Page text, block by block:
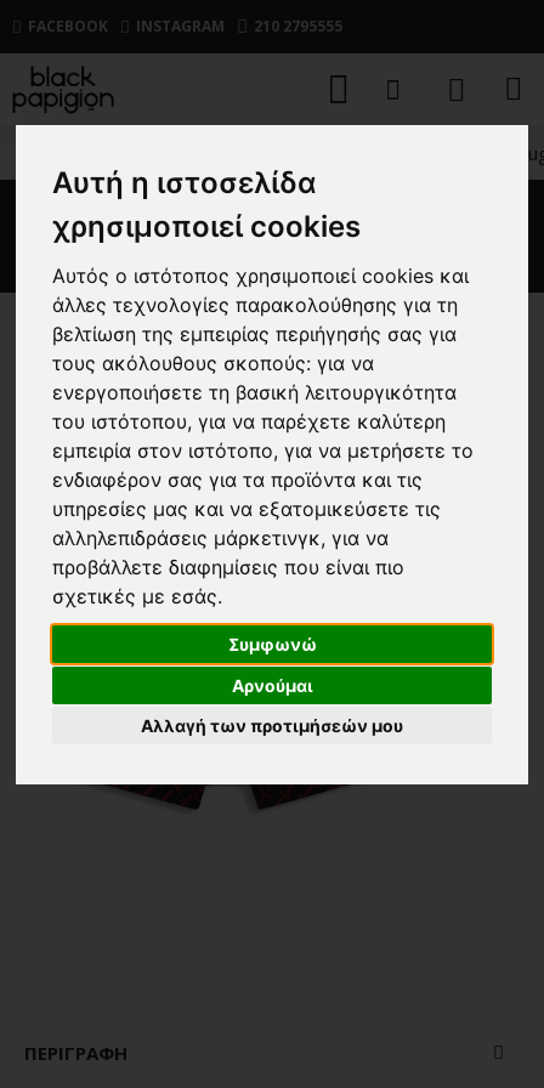
Αυτή η ιστοσελίδα
χρησιμοποιεί cookies
Αυτός ο ιστότοπος χρησιμοποιεί cookies και
άλλες τεχνολογίες παρακολούθησης για τη
βελτίωση της εμπειρίας περιήγησής σας για
τους ακόλουθους σκοπούς:για να
ενεργοποιήσετε τη βασική λειτουργικότητα
του ιστότοπου,για να παρέχετε καλύτερη
εμπειρία στον ιστότοπο,για να μετρήσετε το
ενδιαφέρον σας για τα προϊόντα και τις
υπηρεσίες μας και να εξατομικεύσετε τις
αλληλεπιδράσεις μάρκετινγκ,για να
προβάλλετε διαφημίσεις που είναι πιο
σχετικές με εσάς.
Συμφωνώ
Αρνούμαι
Αλλαγή των προτιμήσεών μου
FACEBOOK INSTAGRAM 210 2795555
Εσώρουχο
Εσώρουχο Hugo μαύρο
ΠΕΡΙΓΡΑΦΉ